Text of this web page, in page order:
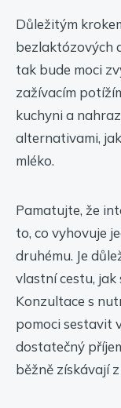
Důležitým
bezlaktózových
tak bude moci
zažívacím
kuchyni a
alternativami,
mléko.
Pamatujte, že
to, co vyhovuje
druhému. Je
vlastní cestu,
Konzultace s
pomoci sestavit
dostatečný
běžně získávají